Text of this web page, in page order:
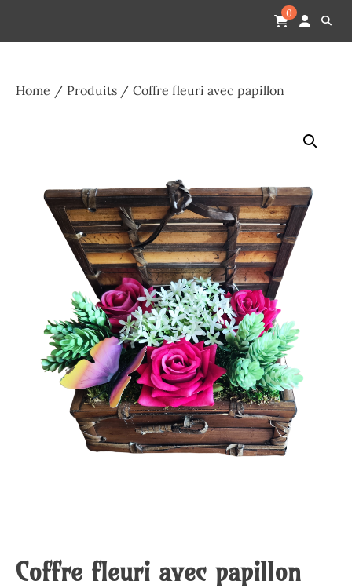
content
Espace Funéraire Michel Gardechaux
0
Home Produits Coffre fleuri avec papillon
Coffre fleuri avec papillon